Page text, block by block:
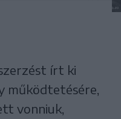
írt ki
működtetésére,
vonniuk,